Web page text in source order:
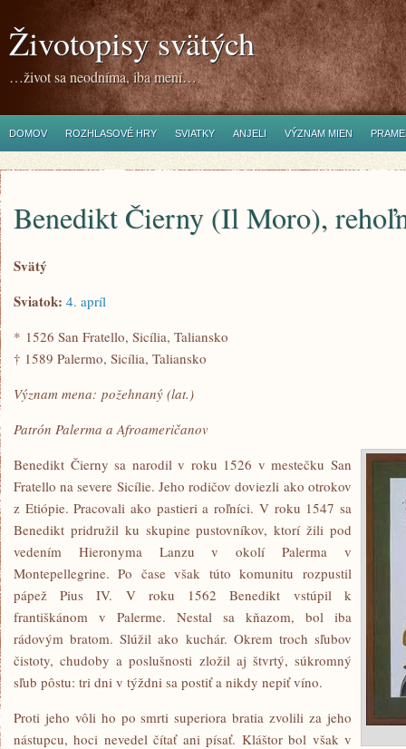
Životopisy svätých
…život sa neodníma, iba mení…
DOMOV ROZHLASOVÉ HRY SVIATKY ANJELI VÝZNAM MIEN
Benedikt Čierny (Il Moro),
Svätý
Sviatok: 4. apríl
* 1526 San Fratello, Sicília, Taliansko
† 1589 Palermo, Sicília, Taliansko
Význam mena: požehnaný (lat.)
Patrón Palerma a Afroameričanov
Benedikt Čierny sa narodil v roku 1526 v mestečku San
Fratello na severe Sicílie. Jeho rodičov doviezli ako otrokov
z Etiópie. Pracovali ako pastieri a roľníci. V roku 1547 sa
Benedikt pridružil ku skupine pustovníkov, ktorí žili pod
vedením Hieronyma Lanzu v okolí Palerma v
Montepellegrine. Po čase však túto komunitu rozpustil
pápež Pius IV. V roku 1562 Benedikt vstúpil k
františkánom v Palerme. Nestal sa kňazom, bol iba
rádovým bratom. Slúžil ako kuchár. Okrem troch sľubov
čistoty, chudoby a poslušnosti zložil aj štvrtý, súkromný
sľub pôstu: tri dni v týždni sa postiť a nikdy nepiť víno.
Proti jeho vôli ho po smrti superiora bratia zvolili za jeho
nástupcu, hoci nevedel čítať ani písať. Kláštor bol však v